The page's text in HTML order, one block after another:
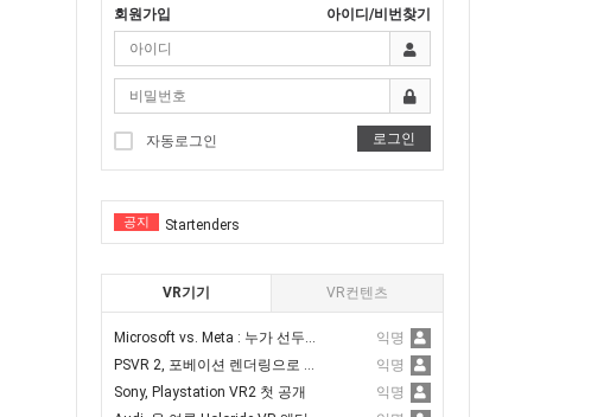
능(안전한 VR스포츠 승마체험가능)
주&성막 VR체험
회에서도 VR체험을
키/서핑체험
로 VR체험을(스코어계산)
회원가입 아이디/비번찾기
자동로그인 로그인
공지
Tentacular
Startenders
Tentacular
Vermillion
VR기기 VR컨텐츠
Microsoft vs. Meta : 누가 선두가 될 것인가?
익명
PSVR 2, 포베이션 렌더링으로 퍼포먼스 3.6배 향상
익명
Sony, Playstation VR2 첫 공개
익명